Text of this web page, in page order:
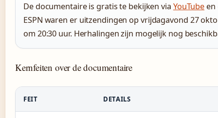
De documentaire is gratis te bekijken via YouTube en
ESPN waren er uitzendingen op vrijdagavond 27
om 20:30 uur. Herhalingen zijn mogelijk nog
Kernfeiten over de documentaire
FEIT DETAILS